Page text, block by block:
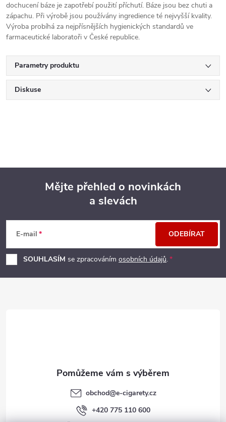
dochucení báze je zapotřebí použití příchutí. Báze jsou bez chuti a
zápachu. Při výrobě jsou používány ingredience té nejvyšší kvality.
Výroba probíhá za nejpřísnějších hygienických standardů ve
farmaceutické laboratoři v České republice.
Parametry produktu
Diskuse
p
a
Mějte přehled o novinkách
a slevách
E-mail
SOUHLASÍM se zpracováním osobních údajů.
ODEBÍRAT
obchod@e-cigarety.cz
+420 775 110 600